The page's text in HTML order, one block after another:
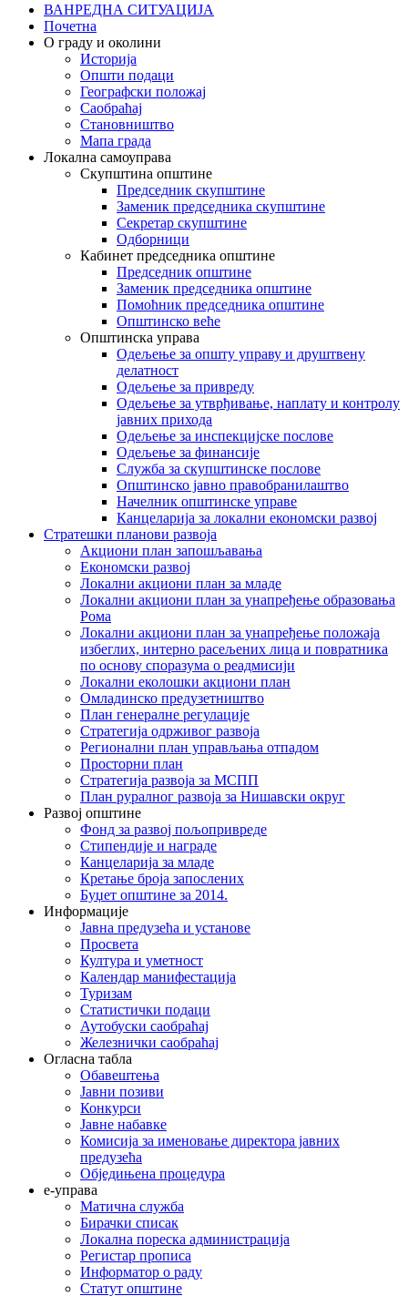
ВАНРЕДНА СИТУАЦИЈА
Почетна
О граду и околини
Историја
Општи подаци
Географски положај
Саобраћај
Становништво
Мапа града
Локална самоуправа
Скупштина општине
Председник скупштине
Заменик председника скупштине
Секретар скупштине
Одборници
Кабинет председника општине
Председник општине
Заменик председника општине
Помоћник председника општине
Општинско веће
Општинска управа
Одељење за општу управу и друштвену
делатност
Одељење за привреду
Одељење за утврђивање, наплату и контролу
јавних прихода
Одељење за инспекцијске послове
Одељење за финансије
Служба за скупштинске послове
Општинско јавно правобранилаштво
Начелник општинске управе
Канцеларија за локални економски развој
Стратешки планови развоја
Акциони план запошљавања
Економски развој
Локални акциони план за младе
Локални акциони план за унапређење образовања
Рома
Локални акциони план за унапређење положаја
избеглих, интерно расељених лица и повратника
по основу споразума о реадмисији
Локални еколошки акциони план
Омладинско предузетништво
План генералне регулације
Стратегија одрживог развоја
Регионални план управљања отпадом
Просторни план
Стратегија развоја за МСПП
План руралног развоја за Нишавски округ
Развој општине
Фонд за развој пољопривреде
Стипендије и награде
Канцеларија за младе
Кретање броја запослених
Буџет општине за 2014.
Информације
Јавна предузећа и установе
Просвета
Култура и уметност
Календар манифестација
Туризам
Статистички подаци
Аутобуски саобраћај
Железнички саобраћај
Огласна табла
Обавештења
Јавни позиви
Конкурси
Јавне набавке
Комисија за именовање директора јавних
предузећа
Обједињена процедура
е-управа
Матична служба
Бирачки списак
Локална пореска администрација
Регистар прописа
Информатор о раду
Статут општине